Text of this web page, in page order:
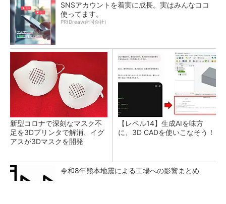
SNSアカウントを着実に成長。実はみんなココ
使ってます。
PR(Dreaw合同会社)
新型コロナで深刻なマスク不
足を3Dプリンタで解消、イグ
アスが3Dマスクを開発
【レベル14】生成AIを味方
に、3D CADを使いこなそう！
令和8年熊本地震による工場への影響まとめ